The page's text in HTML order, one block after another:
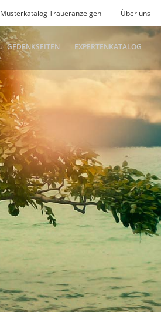
Musterkatalog Traueranzeigen Über uns
GEDENKSEITEN EXPERTENKATALOG